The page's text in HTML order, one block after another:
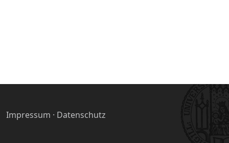
Impressum · Datenschutz